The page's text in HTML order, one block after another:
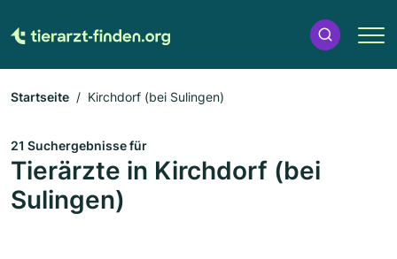
Startseite Kirchdorf (bei Sulingen)
21 Suchergebnisse für
Tierärzte in Kirchdorf (bei
Sulingen)